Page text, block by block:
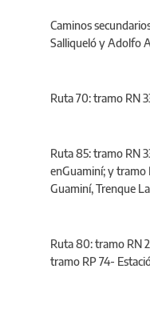
Caminos
Salliqueló y Adolfo
Ruta 70: tramo RN
Ruta 85: tramo RN
enGuaminí; y tramo
Guaminí, Trenque
Ruta 80: tramo RN
tramo RP 74-